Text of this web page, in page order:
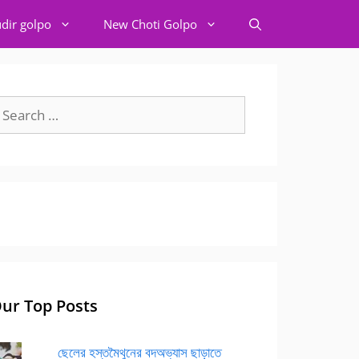
golpo New Choti Golpo
Top Posts
ছেলের হস্তমৈথুনের বদঅভ্যাস ছাড়াতে